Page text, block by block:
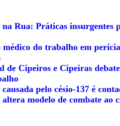
Rua: Práticas insurgentes
do trabalho em
de Cipeiros e Cipeiras
pelo césio-137 é
altera modelo de combate ao